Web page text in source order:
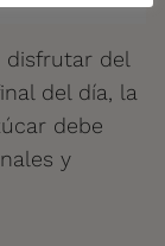
disfrutar del
del día, la
debe
y